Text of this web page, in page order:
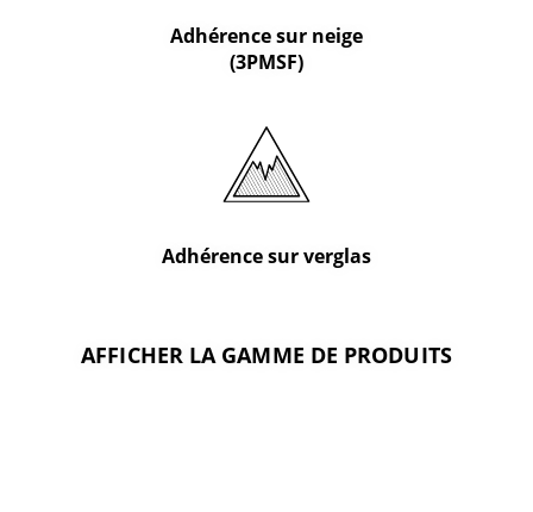
Adhérence sur neige
(3PMSF)
Adhérence sur verglas
AFFICHER LA GAMME DE PRODUITS